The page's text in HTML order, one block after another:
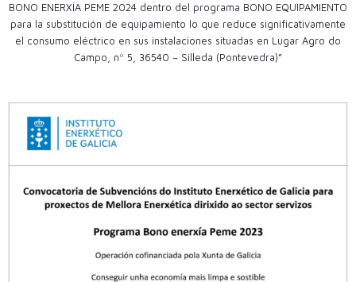
BONO ENERXÍA PEME 2024 dentro del programa BONO EQUIPAMIENTO
para la substitución de equipamiento lo que reduce significativamente
el consumo eléctrico en sus instalaciones situadas en Lugar Agro do
Campo, nº 5, 36540 – Silleda (Pontevedra)”